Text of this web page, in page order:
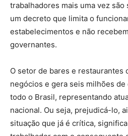
trabalhadores mais uma vez
um decreto que limita o
estabelecimentos e não
governantes.
O setor de bares e restaurantes
negócios e gera seis milhões
todo o Brasil, representando
nacional. Ou seja, prejudicá-lo,
situação que já é crítica,